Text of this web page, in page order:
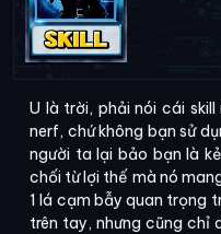
U là trời, phải nói cái
nerf, chứ không bạn sử
người ta lại bảo bạn là
chối từ lợi thế mà nó
1 lá cạm bẫy quan trọng
trên tay, nhưng cũng chỉ